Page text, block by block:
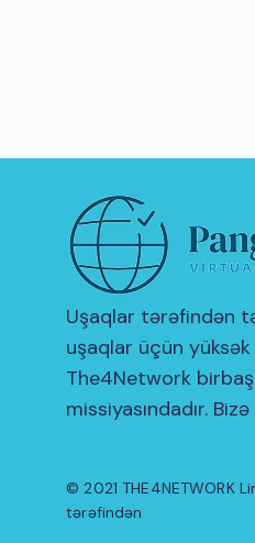
Uşaqlar tərəfindən
uşaqlar üçün
The4Network
missiyasındadır.
© 2021 THE4NETWORK
tərəfindən